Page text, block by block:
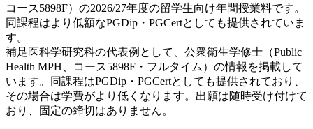
コース5898F）の2026/27年度の留学生向け年間授業料です。
同課程はより低額なPGDip・PGCertとしても提供されていま
す。
補足 医科学研究科の代表例として、公衆衛生学修士（Public
Health MPH、コース5898F・フルタイム）の情報を掲載して
います。同課程はPGDip・PGCertとしても提供されており、
その場合は学費がより低くなります。出願は随時受け付けて
おり、固定の締切はありません。